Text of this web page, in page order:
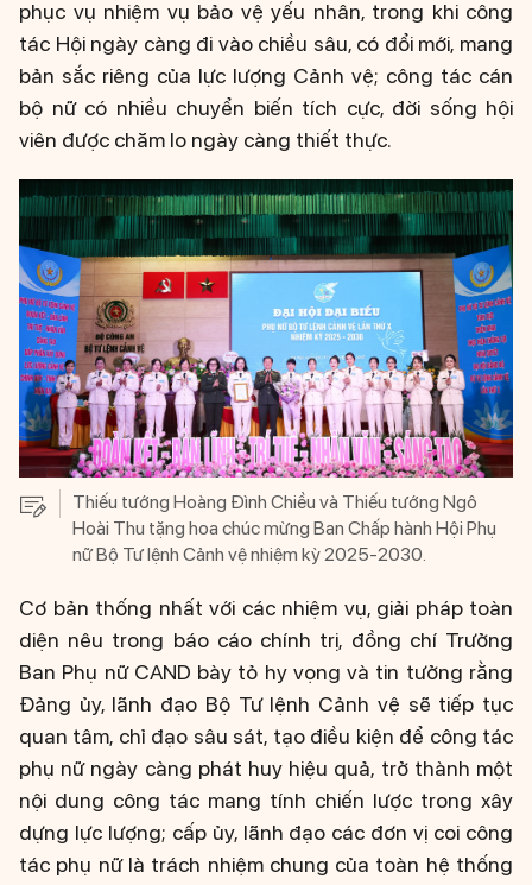
phục vụ nhiệm vụ bảo vệ yếu nhân, trong khi công
tác Hội ngày càng đi vào chiều sâu, có đổi mới, mang
bản sắc riêng của lực lượng Cảnh vệ; công tác cán
bộ nữ có nhiều chuyển biến tích cực, đời sống hội
viên được chăm lo ngày càng thiết thực.
Thiếu tướng Hoàng Đình Chiều và Thiếu tướng Ngô
Hoài Thu tặng hoa chúc mừng Ban Chấp hành Hội Phụ
nữ Bộ Tư lệnh Cảnh vệ nhiệm kỳ 2025-2030.
Cơ bản thống nhất với các nhiệm vụ, giải pháp toàn
diện nêu trong báo cáo chính trị, đồng chí Trưởng
Ban Phụ nữ CAND bày tỏ hy vọng và tin tưởng rằng
Đảng ủy, lãnh đạo Bộ Tư lệnh Cảnh vệ sẽ tiếp tục
quan tâm, chỉ đạo sâu sát, tạo điều kiện để công tác
phụ nữ ngày càng phát huy hiệu quả, trở thành một
nội dung công tác mang tính chiến lược trong xây
dựng lực lượng; cấp ủy, lãnh đạo các đơn vị coi công
tác phụ nữ là trách nhiệm chung của toàn hệ thống